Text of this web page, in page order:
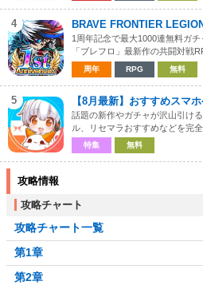
4 BRAVE FRONTIER LEGION
1周年記念で最大1000連無料ガ
「ブレフロ」最新作の共闘対戦
周年 RPG 無料
5 【8月最新】おすすめスマ
話題の新作やガチャが沢山引け
ル、リセマラおすすめなどを完全
特集 無料
攻略情報
攻略チャート
攻略チャート一覧
第1章
第2章